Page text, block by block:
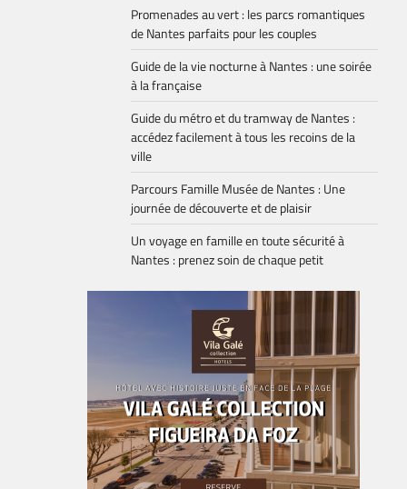
Promenades au vert : les parcs romantiques
de Nantes parfaits pour les couples
Guide de la vie nocturne à Nantes : une soirée
à la française
Guide du métro et du tramway de Nantes :
accédez facilement à tous les recoins de la
ville
Parcours Famille Musée de Nantes : Une
journée de découverte et de plaisir
Un voyage en famille en toute sécurité à
Nantes : prenez soin de chaque petit